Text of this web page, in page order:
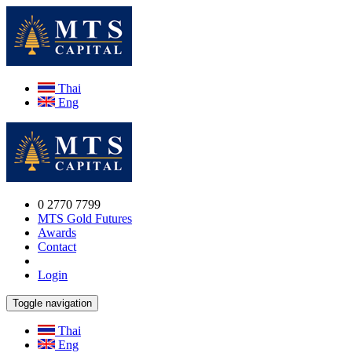
Thai
Eng
0 2770 7799
MTS Gold Futures
Awards
Contact
Login
Toggle navigation
Thai
Eng